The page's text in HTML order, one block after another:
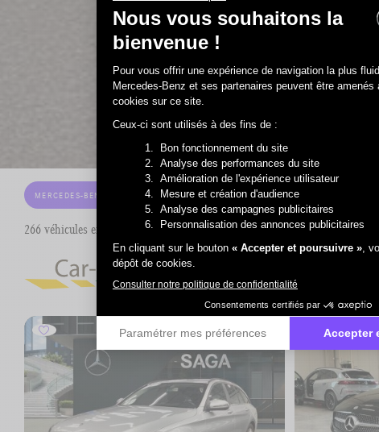
MERCEDES-BENZ
266 véhicules en stock correspondent à votre recherche
Tous nos véhicules d'occasion disposent
Ce document vous assure un historique